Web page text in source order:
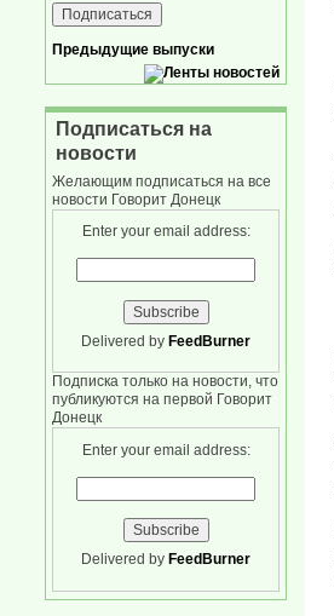
Предыдущие выпуски
Подписаться на
новости
Желающим подписаться на все
новости Говорит Донецк
Enter your email address:
Delivered by FeedBurner
Подписка только на новости, что
публикуются на первой Говорит
Донецк
Enter your email address:
Delivered by FeedBurner